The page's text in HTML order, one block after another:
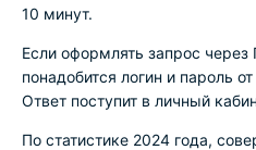
10 минут.
Если оформлять запрос
понадобится логин и пароль
Ответ поступит в личный
По статистике 2024 года,